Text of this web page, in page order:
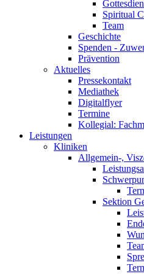
Spiritual
Team
Geschichte
Spenden -
Prävention
Aktuelles
Pressekontakt
Mediathek
Digitalflyer
Termine
Kollegial:
Leistungen
Kliniken
Allgemein-,
Sektion